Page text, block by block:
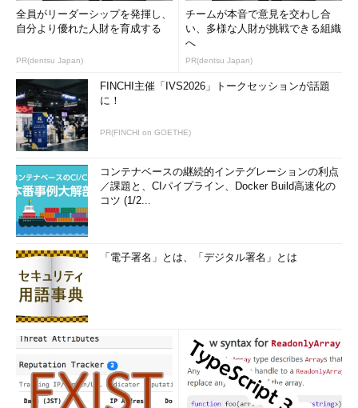
全員がリーダーシップを発揮し、
自分より優れた人財を育成する
PR(dentsu Japan)
チームが本音で意見を交わし合
い、多様な人財が挑戦できる組織
へ
PR(dentsu Japan)
FINCHI主催「IVS2026」トークセッションが話題
に！
PR(FINCHI on GOETHE)
コンテナベースの継続的インテグレーションの利点
／課題と、CIパイプライン、Docker Build高速化の
コツ (1/2...
「電子署名」とは、「デジタル署名」とは